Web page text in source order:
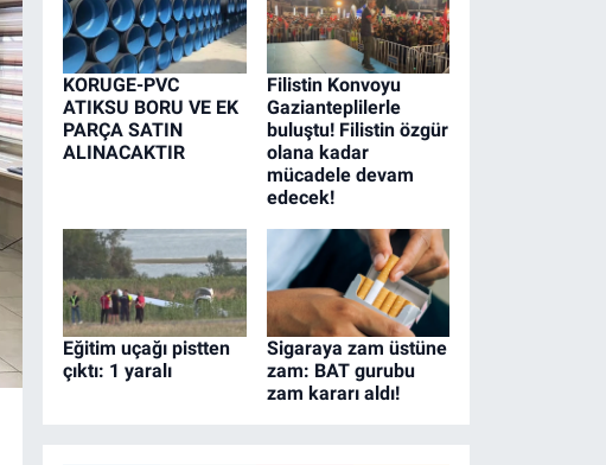
KORUGE-PVC
ATIKSU BORU VE EK
PARÇA SATIN
ALINACAKTIR
Filistin Konvoyu
Gazianteplilerle
buluştu! Filistin özgür
olana kadar
mücadele devam
edecek!
Eğitim uçağı pistten
çıktı: 1 yaralı
Sigaraya zam üstüne
zam: BAT gurubu
zam kararı aldı!